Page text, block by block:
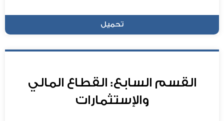
تحميل
القسم السابع: القطاع المالي
والإستثمارات